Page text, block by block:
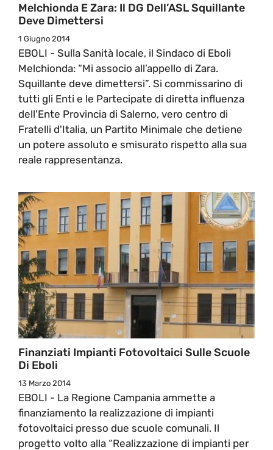
Melchionda E Zara: Il DG Dell’ASL Squillante
Deve Dimettersi
1 Giugno 2014
EBOLI - Sulla Sanità locale, il Sindaco di Eboli
Melchionda: “Mi associo all’appello di Zara.
Squillante deve dimettersi”. Si commissarino di
tutti gli Enti e le Partecipate di diretta influenza
dell'Ente Provincia di Salerno, vero centro di
Fratelli d'Italia, un Partito Minimale che detiene
un potere assoluto e smisurato rispetto alla sua
reale rappresentanza.
Finanziati Impianti Fotovoltaici Sulle Scuole
Di Eboli
13 Marzo 2014
EBOLI - La Regione Campania ammette a
finanziamento la realizzazione di impianti
fotovoltaici presso due scuole comunali. Il
progetto volto alla “Realizzazione di impianti per